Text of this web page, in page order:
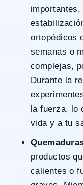
ortopédicos
semanas o
complejas,
Durante la
la fuerza, lo
vida y a tu
productos
calientes o